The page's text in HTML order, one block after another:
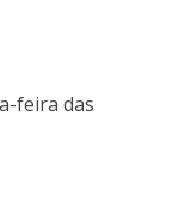
feira das